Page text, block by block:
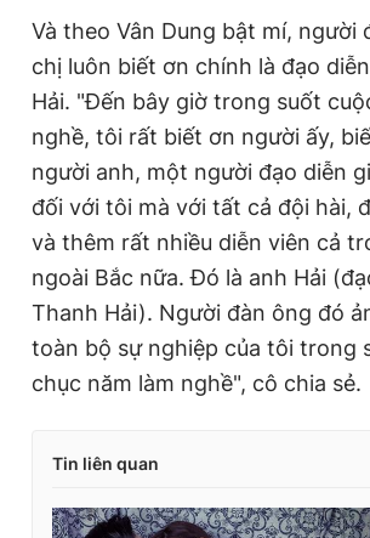
Và theo Vân Dung bật mí, người
chị luôn biết ơn chính là đạo
Hải. "Đến bây giờ trong suốt
nghề, tôi rất biết ơn người ấy,
người anh, một người đạo diễn
đối với tôi mà với tất cả đội hài,
và thêm rất nhiều diễn viên cả
ngoài Bắc nữa. Đó là anh Hải
Thanh Hải). Người đàn ông đó
toàn bộ sự nghiệp của tôi trong
chục năm làm nghề", cô chia sẻ.
Tin liên quan